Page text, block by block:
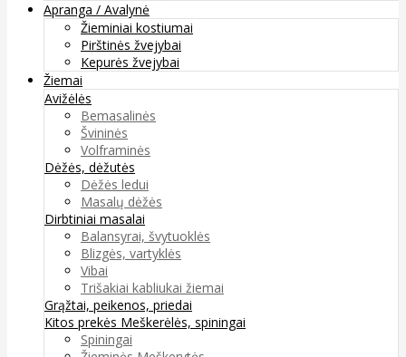
Apranga / Avalynė
Žieminiai kostiumai
Pirštinės žvejybai
Kepurės žvejybai
Žiemai
Avižėlės
Bemasalinės
Švininės
Volframinės
Dėžės, dėžutės
Dėžės ledui
Masalų dėžės
Dirbtiniai masalai
Balansyrai, švytuoklės
Blizgės, vartyklės
Vibai
Trišakiai kabliukai žiemai
Grąžtai, peikenos, priedai
Kitos prekės Meškerėlės, spiningai
Spiningai